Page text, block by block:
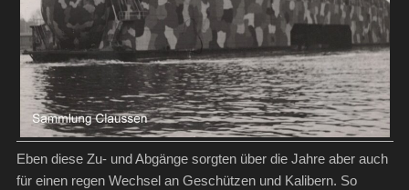
Eben diese Zu- und Abgänge sorgten über die Jahre aber auch
für einen regen Wechsel an Geschützen und Kalibern. So